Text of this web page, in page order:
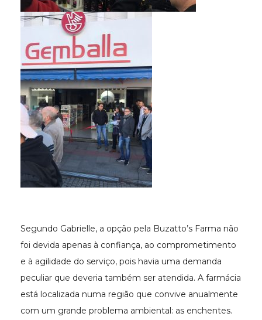
Segundo Gabrielle, a opção pela Buzatto’s Farma não
foi devida apenas à confiança, ao comprometimento
e à agilidade do serviço, pois havia uma demanda
peculiar que deveria também ser atendida. A farmácia
está localizada numa região que convive anualmente
com um grande problema ambiental: as enchentes.